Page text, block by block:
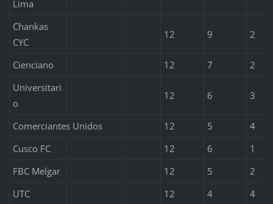
Lima
Chankas
CYC
12 9 2
Cienciano 12 7
2
Universitari
o
12 6 3
Comerciantes Unidos 12 5
4
Cusco FC
12 6
1
FBC Melgar
12 5
2
UTC
12 4
4